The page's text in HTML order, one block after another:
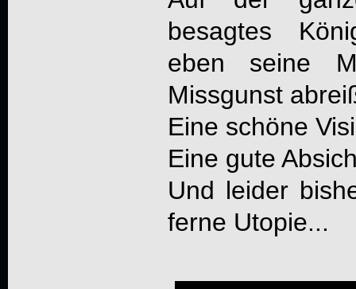
besagtes
eben seine
Missgunst
Eine schöne
Eine gute
Und leider
ferne Utopie...